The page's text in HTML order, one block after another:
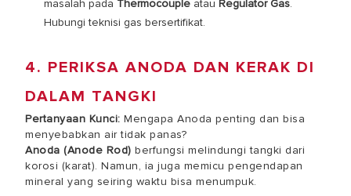
masalah pada Thermocouple atau Regulator Gas.
Hubungi teknisi gas bersertifikat.
4. PERIKSA ANODA DAN KERAK DI
DALAM TANGKI
Pertanyaan Kunci: Mengapa Anoda penting dan bisa
menyebabkan air tidak panas?
Anoda (Anode Rod) berfungsi melindungi tangki dari
korosi (karat). Namun, ia juga memicu pengendapan
mineral yang seiring waktu bisa menumpuk.